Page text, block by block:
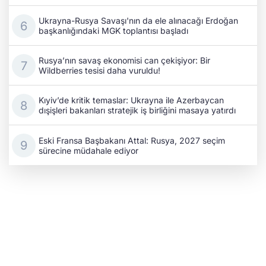
Ukrayna-Rusya Savaşı'nın da ele alınacağı Erdoğan
başkanlığındaki MGK toplantısı başladı
Rusya’nın savaş ekonomisi can çekişiyor: Bir
Wildberries tesisi daha vuruldu!
Kıyiv’de kritik temaslar: Ukrayna ile Azerbaycan
dışişleri bakanları stratejik iş birliğini masaya yatırdı
Eski Fransa Başbakanı Attal: Rusya, 2027 seçim
sürecine müdahale ediyor